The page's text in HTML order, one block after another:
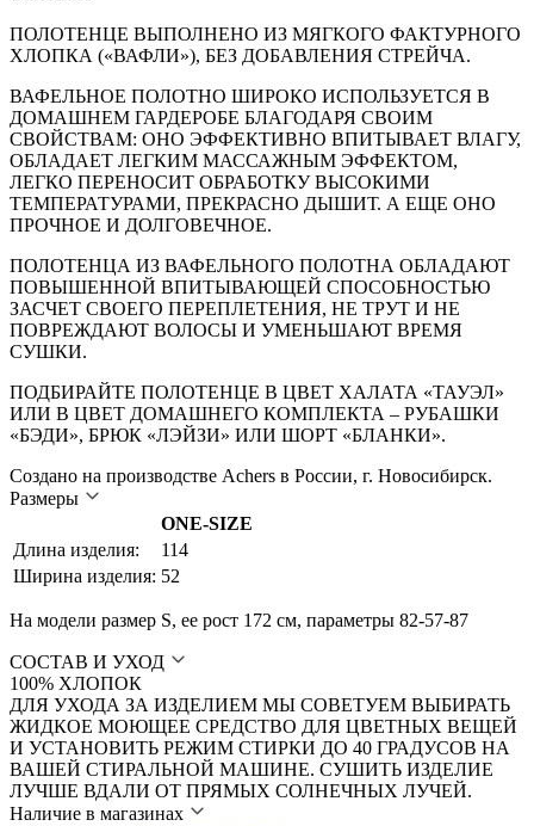
ПОЛОТЕНЦЕ ВЫПОЛНЕНО ИЗ МЯГКОГО ФАКТУРНОГО
ХЛОПКА («ВАФЛИ»), БЕЗ ДОБАВЛЕНИЯ СТРЕЙЧА.
ВАФЕЛЬНОЕ ПОЛОТНО ШИРОКО ИСПОЛЬЗУЕТСЯ В
ДОМАШНЕМ ГАРДЕРОБЕ БЛАГОДАРЯ СВОИМ
СВОЙСТВАМ: ОНО ЭФФЕКТИВНО ВПИТЫВАЕТ ВЛАГУ,
ОБЛАДАЕТ ЛЕГКИМ МАССАЖНЫМ ЭФФЕКТОМ,
ЛЕГКО ПЕРЕНОСИТ ОБРАБОТКУ ВЫСОКИМИ
ТЕМПЕРАТУРАМИ, ПРЕКРАСНО ДЫШИТ. А ЕЩЕ ОНО
ПРОЧНОЕ И ДОЛГОВЕЧНОЕ.
ПОЛОТЕНЦА ИЗ ВАФЕЛЬНОГО ПОЛОТНА ОБЛАДАЮТ
ПОВЫШЕННОЙ ВПИТЫВАЮЩЕЙ СПОСОБНОСТЬЮ
ЗАСЧЕТ СВОЕГО ПЕРЕПЛЕТЕНИЯ, НЕ ТРУТ И НЕ
ПОВРЕЖДАЮТ ВОЛОСЫ И УМЕНЬШАЮТ ВРЕМЯ
СУШКИ.
ПОДБИРАЙТЕ ПОЛОТЕНЦЕ В ЦВЕТ ХАЛАТА «ТАУЭЛ»
ИЛИ В ЦВЕТ ДОМАШНЕГО КОМПЛЕКТА – РУБАШКИ
«БЭДИ», БРЮК «ЛЭЙЗИ» ИЛИ ШОРТ «БЛАНКИ».
Создано на производстве Achers в России, г. Новосибирск.
Размеры
ONE-SIZE
Длина изделия:
114
Ширина изделия: 52
На модели размер S, ее рост 172 см, параметры 82-57-87
СОСТАВ И УХОД
100% ХЛОПОК
ДЛЯ УХОДА ЗА ИЗДЕЛИЕМ МЫ СОВЕТУЕМ ВЫБИРАТЬ
ЖИДКОЕ МОЮЩЕЕ СРЕДСТВО ДЛЯ ЦВЕТНЫХ ВЕЩЕЙ
И УСТАНОВИТЬ РЕЖИМ СТИРКИ ДО 40 ГРАДУСОВ НА
ВАШЕЙ СТИРАЛЬНОЙ МАШИНЕ. СУШИТЬ ИЗДЕЛИЕ
ЛУЧШЕ ВДАЛИ ОТ ПРЯМЫХ СОЛНЕЧНЫХ ЛУЧЕЙ.
Наличие в магазинах